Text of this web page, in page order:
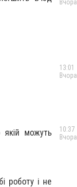
якій можуть
роботу і не
Вчора
13:01
Вчора
10:37
Вчора